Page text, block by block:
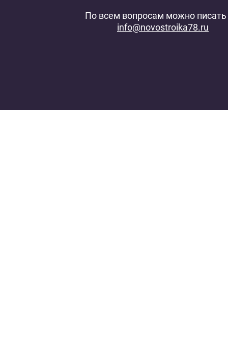
По всем вопросам можно писать
info@novostroika78.ru